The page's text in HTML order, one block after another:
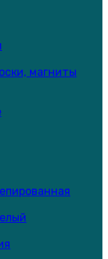
магниты